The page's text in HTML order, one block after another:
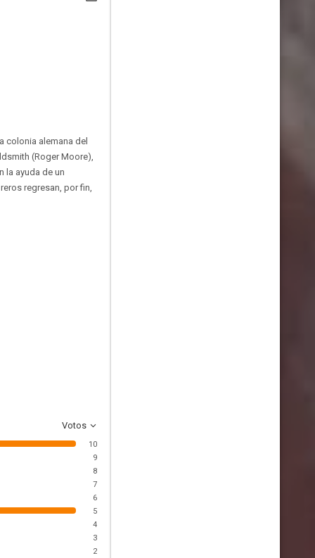
colonia alemana del
(Roger Moore),
la ayuda de un
regresan, por fin,
Votos
10
9
8
7
6
5
4
3
2